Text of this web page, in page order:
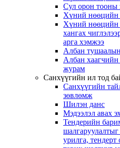
Сул орон тооны
Хүний нөөцийн
Хүний нөөцийн
хангах
арга хэмжээ
Албан
Албан
журам
Санхүүгийн ил тод
Санхүүгийн
зөвлөмж
Шилэн данс
Мэдээлэл авах
Тендерийн
урилга,